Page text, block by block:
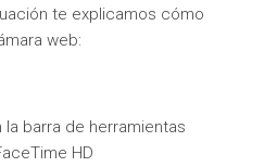
te explicamos cómo
web:
la barra de herramientas
HD